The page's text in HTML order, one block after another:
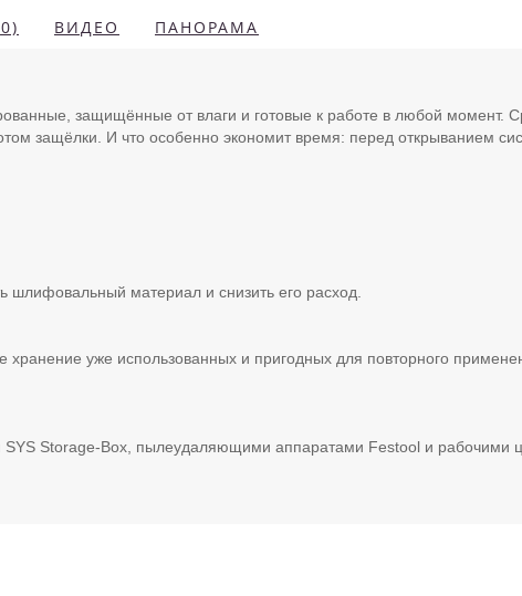
ВИДЕО ПАНОРАМА
защищённые от влаги и готовые к работе в любой момент.
защёлки. И что особенно экономит время: перед открыванием
материал и снизить его расход.
уже использованных и пригодных для повторного
Storage-Box, пылеудаляющими аппаратами Festool и рабочими